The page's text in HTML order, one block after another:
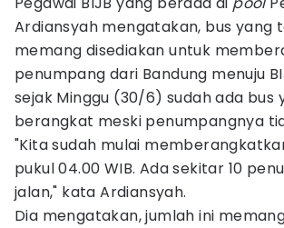
Ardiansyah mengatakan, bus yang
memang disediakan untuk
penumpang dari Bandung menuju
sejak Minggu (30/6) sudah ada bus
berangkat meski penumpangnya
"Kita sudah mulai
pukul 04.00 WIB. Ada sekitar 10
jalan," kata Ardiansyah.
Dia mengatakan, jumlah ini